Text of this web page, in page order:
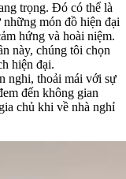
trọng. Đó có thể là
những món đồ hiện đại
hứng và hoài niệm.
này, chúng tôi chọn
hiện đại.
nghi, thoải mái với sự
đến không gian
chủ khi về nhà nghỉ